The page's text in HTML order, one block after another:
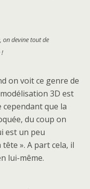
devine tout de
!
on voit ce genre de
3D est
cependant que la
du coup on
est un peu
». A part cela, il
lui-même.